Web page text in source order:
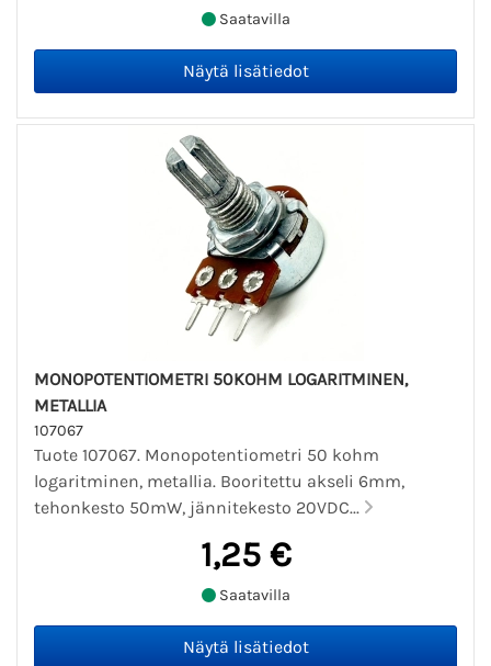
Saatavilla
MONOPOTENTIOMETRI 50KOHM LOGARITMINEN,
METALLIA
107067
Tuote 107067. Monopotentiometri 50 kohm
logaritminen, metallia. Booritettu akseli 6mm,
tehonkesto 50mW, jännitekesto 20VDC...
1,25 €
Saatavilla